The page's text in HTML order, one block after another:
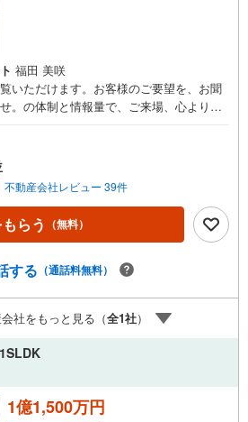
福田 美咲
いただけます。お客様のご要望を、お聞
。の体制と情報量で、ご来場、心よりお
」のご提案。・ 未来に起こるであろうご
オンライン上でご提案「ミラカレクラ
却時、ご自宅を綺麗にかつ瀟洒にさせる
イジングサービス。・ 購入者様へ、税
申告の無料セミナーをご招待いたします。
◆日時のご希望をお伝えください。（も
手配が必要な場合がございますのでご容
ますのでお手数ですがご一報ください。
◆弊社へのご来社、お客様宅へのお迎
ち合わせ、物件周辺のコンビニ等でお待
希望をお伝えください。ご希望条件をお
、ご見学希望物件以外の資料も用意して
ん他の物件も併せてご案内させていただ
不動産会社レビュー 39件
らう （無料）
する （通話料無料）
社をもっと見る（全1社）
1億1,500万円